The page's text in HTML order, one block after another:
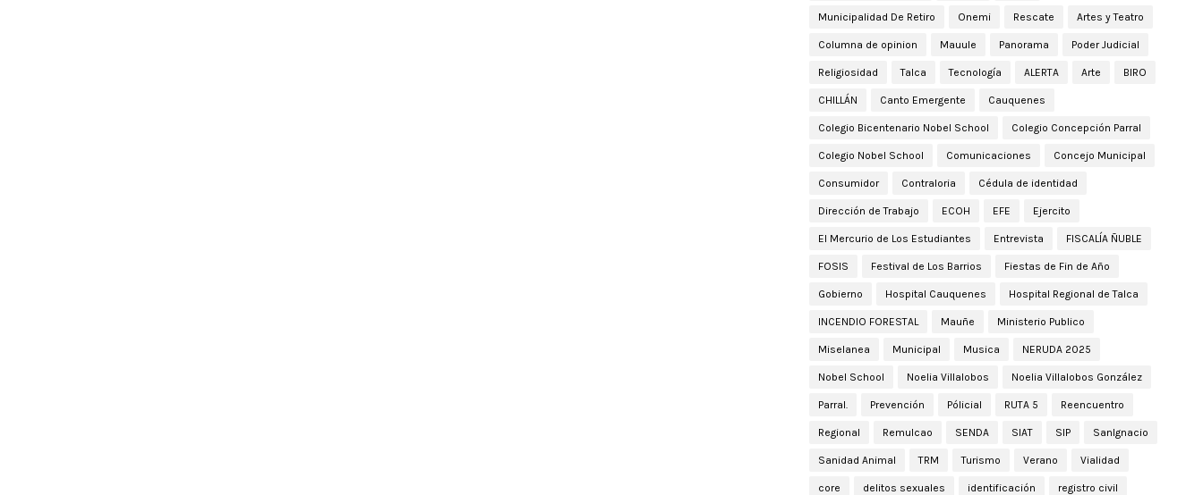
Municipalidad De Retiro Onemi Rescate Artes y Teatro
Columna de opinion Mauule Panorama Poder Judicial
Religiosidad Talca Tecnología ALERTA Arte BIRO
CHILLÁN Canto Emergente Cauquenes
Colegio Bicentenario Nobel School Colegio Concepción Parral
Colegio Nobel School Comunicaciones Concejo Municipal
Consumidor Contraloria Cédula de identidad
Dirección de Trabajo ECOH EFE Ejercito
El Mercurio de Los Estudiantes Entrevista FISCALÍA ÑUBLE
FOSIS Festival de Los Barrios Fiestas de Fin de Año
Gobierno Hospital Cauquenes Hospital Regional de Talca
INCENDIO FORESTAL Mauñe Ministerio Publico
Miselanea Municipal Musica NERUDA 2025
Nobel School Noelia Villalobos Noelia Villalobos González
Parral. Prevención Pólicial RUTA 5 Reencuentro
Regional Remulcao SENDA SIAT SIP SanIgnacio
Sanidad Animal TRM Turismo Verano Vialidad
core delitos sexuales identificación registro civil